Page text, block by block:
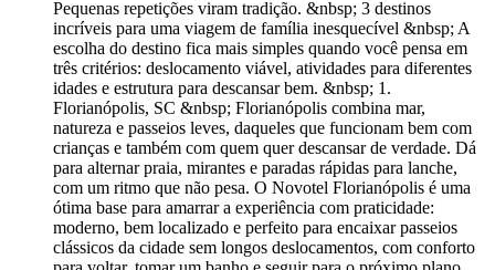
Pequenas repetições viram tradição. &nbsp; 3 destinos
incríveis para uma viagem de família inesquecível &nbsp; A
escolha do destino fica mais simples quando você pensa em
três critérios: deslocamento viável, atividades para diferentes
idades e estrutura para descansar bem. &nbsp; 1.
Florianópolis, SC &nbsp; Florianópolis combina mar,
natureza e passeios leves, daqueles que funcionam bem com
crianças e também com quem quer descansar de verdade. Dá
para alternar praia, mirantes e paradas rápidas para lanche,
com um ritmo que não pesa. O Novotel Florianópolis é uma
ótima base para amarrar a experiência com praticidade:
moderno, bem localizado e perfeito para encaixar passeios
clássicos da cidade sem longos deslocamentos, com conforto